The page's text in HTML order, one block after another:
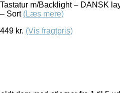
Tastatur m/Backlight – DANSK
– Sort (Læs mere)
449 kr. (Vis fragtpris)